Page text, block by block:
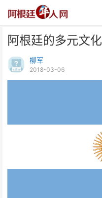
阿根廷的多元文化
柳军
2018-03-06